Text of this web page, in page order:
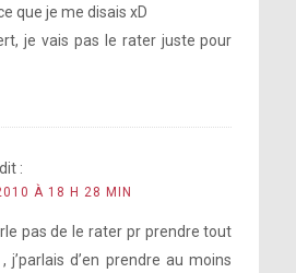
que je me disais xD
je vais pas le rater juste pour
dit :
À 18 H 28 MIN
pas de le rater pr prendre tout
j’parlais d’en prendre au moins